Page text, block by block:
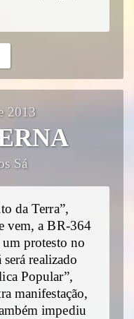
2013
Sá
da Terra”,
vem, a BR-364
protesto no
realizado
Popular”,
manifestação,
impediu